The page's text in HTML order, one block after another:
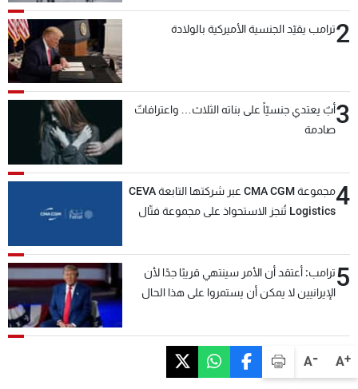
A+
A-
2ترامب يقيّد الجنسية الأميركية بالولادة
3أبٌ يعتدي جنسيّاً على بناته الثلاث… واعترافاتٌ
صادمة
4
مجموعة CMA CGM عبر شركتها التابعة CEVA
Logistics تُنجز الاستحواذ على مجموعة فتّال
5ترامب: أعتقد أن الأمر سينتهي قريبًا جدًا لأن
الإيرانيين لا يمكن أن يستمروا على هذا الحال